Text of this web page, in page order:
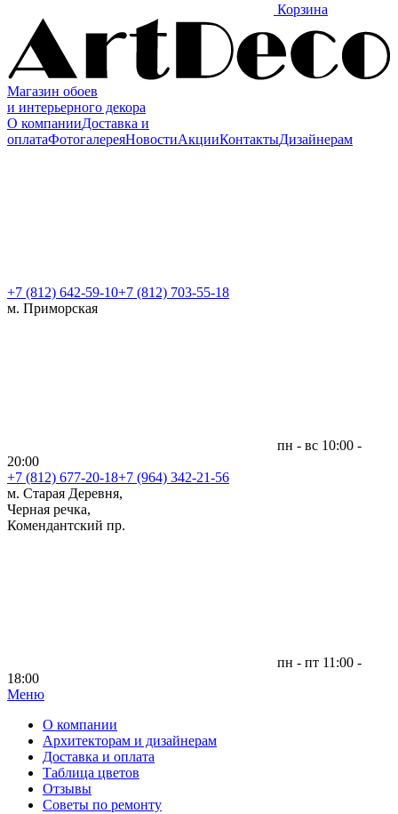
Корзина
Магазин обоев
и интерьерного декора
О компанииДоставка и
оплатаФотогалереяНовостиАкцииКонтактыДизайнерам
+7 (812) 642-59-10+7 (812) 703-55-18
м. Приморская
пн - вс 10:00 -
20:00
+7 (812) 677-20-18+7 (964) 342-21-56
м. Старая Деревня,
Черная речка,
Комендантский пр.
пн - пт 11:00 -
18:00
Меню|
О компании
Архитекторам и дизайнерам
Доставка и оплата
Таблица цветов
Отзывы
Советы по ремонту